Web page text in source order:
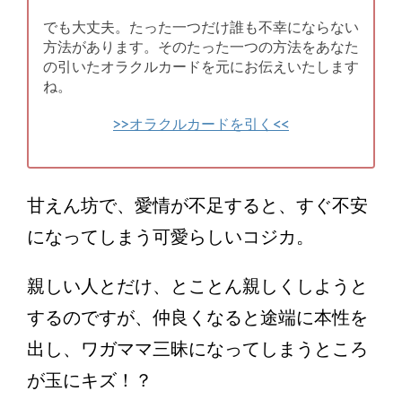
でも大丈夫。たった一つだけ誰も不幸にならない
方法があります。そのたった一つの方法をあなた
の引いたオラクルカードを元にお伝えいたします
ね。
>>オラクルカードを引く<<
甘えん坊で、愛情が不足すると、すぐ不安
になってしまう可愛らしいコジカ。
親しい人とだけ、とことん親しくしようと
するのですが、仲良くなると途端に本性を
出し、ワガママ三昧になってしまうところ
が玉にキズ！？